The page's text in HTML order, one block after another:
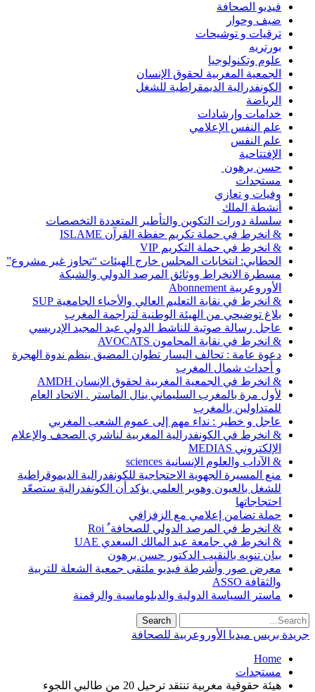
فيديو الصحافة
ضيف وحوار
ترقيات و توشيحات
بورتريه
علوم وتكنولوجيا
الجمعية المغربية لحقوق الإنسان
الكونفدرالية الديمقراطية للشغل
الرياضة
خدامات وإرشادات
علم النفس الإعلامي
علم النفس
الإفتتاحية
حسن برهون
مستجدات
وفيات و تعازي
أنشطة الملك
سلسلة دورات التكوين والتأطير المتعددة التخصصات
& انخرط في حملة تكريم حفظة القرآن ISLAME
& انخرط في حملة التكريم VIP
الحطابي: انتخابات المجلس خارج الهيئات “تجاوز غير مشروع”
مسطرة الانخراط ووثائق المرصد الدولي والشبكة
الأوروعربية Abonnement
& انخرط في نقابة التعليم العالي والأحياء الجامعية SUP
بلاغ توضيحي من الهيئة الوطنية لتراجمة المغرب
عاجل رسالة صوتية للناشط الدولي عبد المجيد الإدريسي
& انخرط في نقابة المحامون AVOCATS
دعوة عامة : تحالف اليسار تطوان المضيق ينظم ندوة الهجرة
و أحداث شمال المغرب
& انخرط في الجمعية المغربية لحقوق الإنسان AMDH
لأول مرة بالمغرب السليماني ينال الماستر . الاتحاد العام
للمتداولين بالمغرب
عاجل و خطير : نداء مهم إلى عموم الشعب المغربي
& انخرط في الكونفدرالية المغربية لناشري الصحف والإعلام
الإلكتروني MEDIAS
& الآداب والعلوم الإنسانية sciences
منع المسيرة الجهوية الاحتجاجية للكونفدرالية الديموقراطية
للشغل بالعيون وهوير العلمي يؤكد أن الكونفدرالية ستصعّد
احتجاجاتها
حملة تضامن إعلامي مع الزفزافي
& انخرط في المرصد الدولي للصحافة ٌ Roi
& انخرط في جامعة عبد المالك السعدي UAE
بيان تنويه بالنقيب الدكتور حسن برهون
معرض صور وأشرطة فيديو ملتقى جمعية الشعلة للتربية
والثقافة ASSO
ماستر السياسة الدولية والدبلوماسية والرقمنة
جريدة بريس ميديا الأوروعربية للصحافة
Home
مستجدات
هيئة حقوقية مغربية تنتقد ترحيل 20 من طالبي اللجوء